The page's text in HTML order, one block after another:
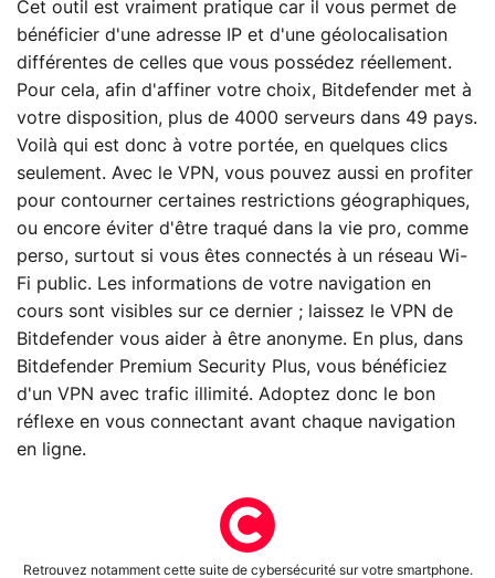
Cet outil est vraiment pratique car il vous permet de
bénéficier d'une adresse IP et d'une géolocalisation
différentes de celles que vous possédez réellement.
Pour cela, afin d'affiner votre choix, Bitdefender met à
votre disposition, plus de 4000 serveurs dans 49 pays.
Voilà qui est donc à votre portée, en quelques clics
seulement. Avec le VPN, vous pouvez aussi en profiter
pour contourner certaines restrictions géographiques,
ou encore éviter d'être traqué dans la vie pro, comme
perso, surtout si vous êtes connectés à un réseau Wi-
Fi public. Les informations de votre navigation en
cours sont visibles sur ce dernier ; laissez le VPN de
Bitdefender vous aider à être anonyme. En plus, dans
Bitdefender Premium Security Plus, vous bénéficiez
d'un VPN avec trafic illimité. Adoptez donc le bon
réflexe en vous connectant avant chaque navigation
en ligne.
Retrouvez notamment cette suite de cybersécurité sur votre smartphone.